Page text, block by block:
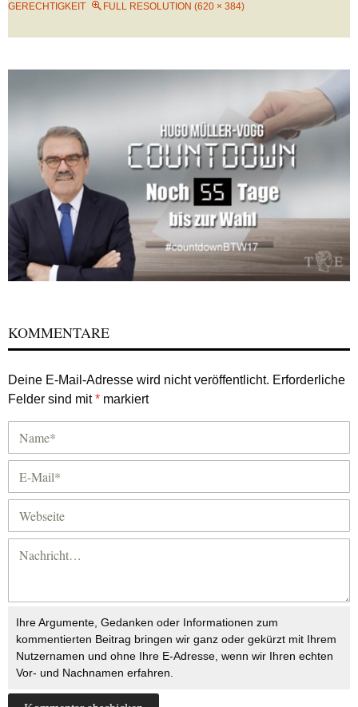
GERECHTIGKEIT
FULL RESOLUTION (620 × 384)
KOMMENTARE
Deine E-Mail-Adresse wird nicht veröffentlicht. Erforderliche
Felder sind mit* markiert
Ihre Argumente, Gedanken oder Informationen zum
kommentierten Beitrag bringen wir ganz oder gekürzt mit Ihrem
Nutzernamen und ohne Ihre E-Adresse, wenn wir Ihren echten
Vor- und Nachnamen erfahren.